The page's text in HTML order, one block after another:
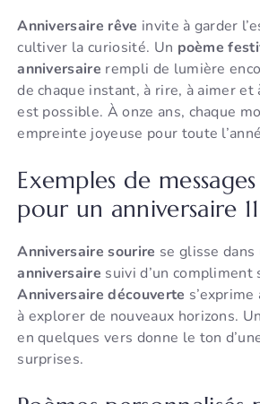
Anniversaire rêve invite à garder
cultiver la curiosité. Un poème
anniversaire rempli de lumière
de chaque instant, à rire, à aimer
est possible. À onze ans, chaque
empreinte joyeuse pour toute
Exemples de
pour un anniversaire
Anniversaire sourire se glisse
anniversaire suivi d’un compliment
Anniversaire découverte
à explorer de nouveaux horizons. Un
en quelques vers donne le ton
surprises.